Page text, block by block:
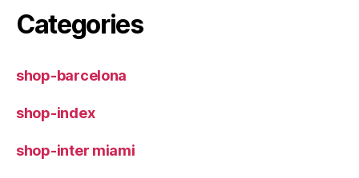
Categories
shop-barcelona
shop-index
shop-inter miami